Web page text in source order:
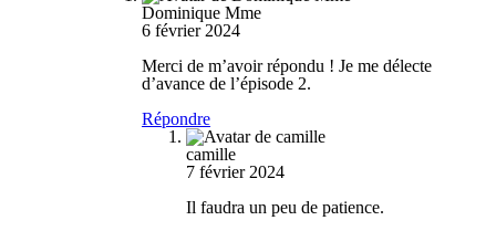
Dominique Mme
6 février 2024
Merci de m’avoir répondu ! Je me délecte
d’avance de l’épisode 2.
Répondre
camille
7 février 2024
Il faudra un peu de patience.